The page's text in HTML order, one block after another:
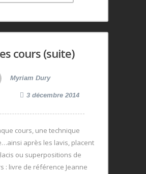
cours (suite)
Myriam Dury
3 décembre 2014
cours, une technique
après les lavis, placent
ou superpositions de
: livre de référence Jeanne